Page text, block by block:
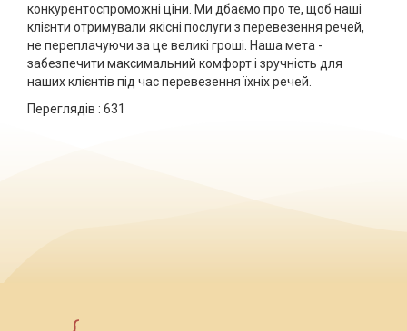
конкурентоспроможні ціни. Ми дбаємо про те, щоб наші
клієнти отримували якісні послуги з перевезення речей,
не переплачуючи за це великі гроші. Наша мета -
забезпечити максимальний комфорт і зручність для
наших клієнтів під час перевезення їхніх речей.
Переглядів : 631